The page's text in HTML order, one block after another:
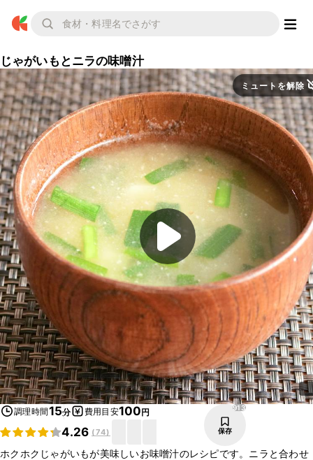
じゃがいもとニラの味噌汁
ミュートを解除
調理時間15分 費用目安100円
4.26 (74)
913
保存
ホクホクじゃがいもが美味しいお味噌汁のレシピです。ニラと合わせ